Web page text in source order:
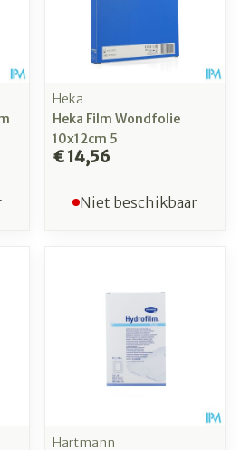
Heka
Heka Film Wondfolie
10x12cm 5
€ 14,56
Niet beschikbaar
Hartmann